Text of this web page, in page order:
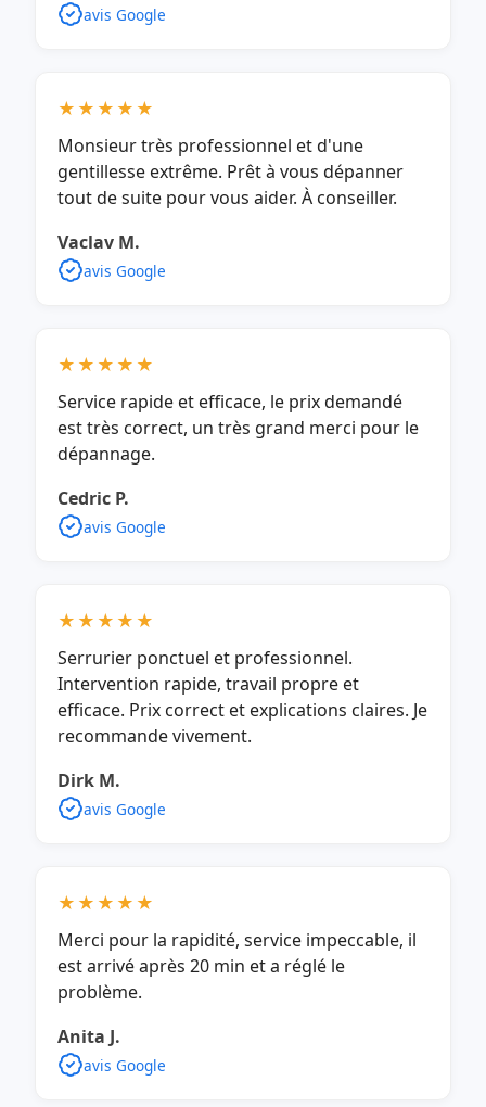
avis Google
★★★★★
Monsieur très professionnel et d'une
gentillesse extrême. Prêt à vous dépanner
tout de suite pour vous aider. À conseiller.
Vaclav M.
avis Google
★★★★★
Service rapide et efficace, le prix demandé
est très correct, un très grand merci pour le
dépannage.
Cedric P.
avis Google
★★★★★
Serrurier ponctuel et professionnel.
Intervention rapide, travail propre et
efficace. Prix correct et explications claires. Je
recommande vivement.
Dirk M.
avis Google
★★★★★
Merci pour la rapidité, service impeccable, il
est arrivé après 20 min et a réglé le
problème.
Anita J.
avis Google